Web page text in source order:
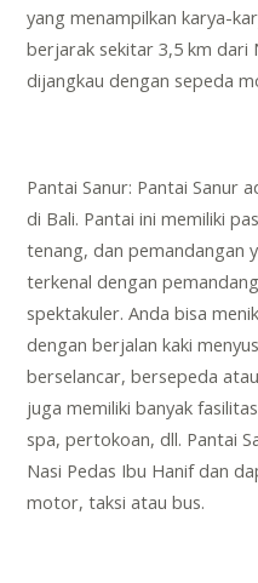
yang menampilkan karya-
berjarak sekitar 3,5 km dari
dijangkau dengan sepeda
Pantai Sanur: Pantai Sanur
di Bali. Pantai ini memiliki
tenang, dan pemandangan
terkenal dengan
spektakuler. Anda bisa
dengan berjalan kaki
berselancar, bersepeda
juga memiliki banyak
spa, pertokoan, dll. Pantai
Nasi Pedas Ibu Hanif dan
motor, taksi atau bus.